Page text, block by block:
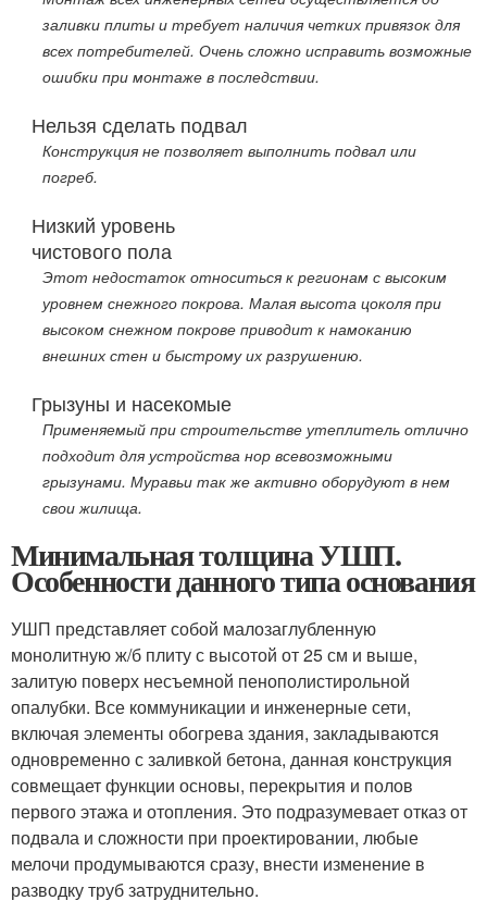
заливки плиты и требует наличия четких привязок для
всех потребителей. Очень сложно исправить возможные
ошибки при монтаже в последствии.
Нельзя сделать подвал
Конструкция не позволяет выполнить подвал или
погреб.
Низкий уровень
чистового пола
Этот недостаток относиться к регионам с высоким
уровнем снежного покрова. Малая высота цоколя при
высоком снежном покрове приводит к намоканию
внешних стен и быстрому их разрушению.
Грызуны и насекомые
Применяемый при строительстве утеплитель отлично
подходит для устройства нор всевозможными
грызунами. Муравьи так же активно оборудуют в нем
свои жилища.
Минимальная толщина УШП.
Особенности данного типа основания
УШП представляет собой малозаглубленную
монолитную ж/б плиту с высотой от 25 см и выше,
залитую поверх несъемной пенополистирольной
опалубки. Все коммуникации и инженерные сети,
включая элементы обогрева здания, закладываются
одновременно с заливкой бетона, данная конструкция
совмещает функции основы, перекрытия и полов
первого этажа и отопления. Это подразумевает отказ от
подвала и сложности при проектировании, любые
мелочи продумываются сразу, внести изменение в
разводку труб затруднительно.